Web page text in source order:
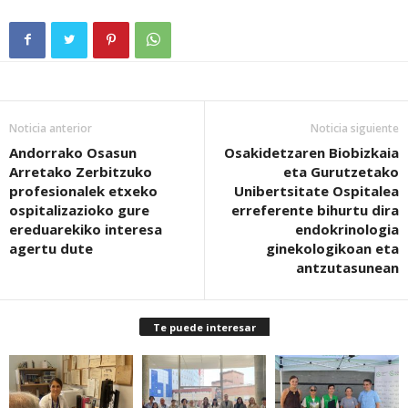
Noticia anterior
Andorrako Osasun
Arretako Zerbitzuko
profesionalek etxeko
ospitalizazioko gure
ereduarekiko interesa
agertu dute
Noticia siguiente
Osakidetzaren Biobizkaia
eta Gurutzetako
Unibertsitate Ospitalea
erreferente bihurtu dira
endokrinologia
ginekologikoan eta
antzutasunean
Te puede interesar